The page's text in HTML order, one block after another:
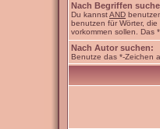
Nach Begriffen
Du kannstAND
benutzen für Wörter,
vorkommen sollen. Das
Nach Autor suchen:
Benutze das *-Zeichen